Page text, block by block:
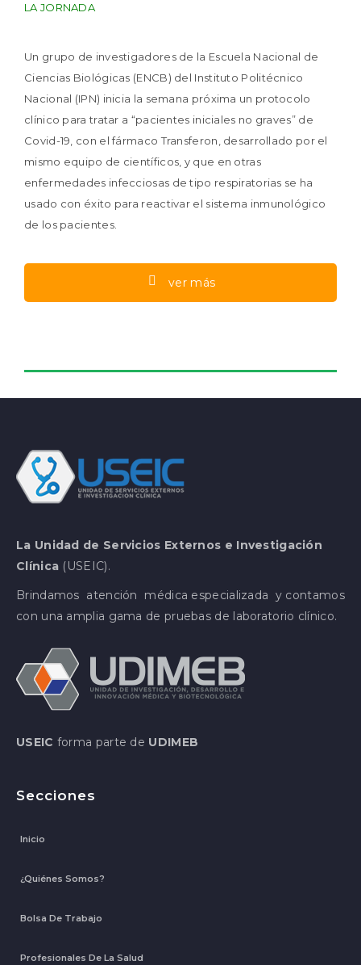
LA JORNADA
Un grupo de investigadores de la Escuela Nacional de
Ciencias Biológicas (ENCB) del Instituto Politécnico
Nacional (IPN) inicia la semana próxima un protocolo
clínico para tratar a
pacientes iniciales no graves de
Covid-19, con el fármaco Transferon, desarrollado por el
mismo equipo de científicos, y que en otras
enfermedades infecciosas de tipo respiratorias se ha
usado con éxito para reactivar el sistema inmunológico
de los pacientes.
ver más
La Unidad de Servicios Externos e Investigación
Clínica (USEIC).
Brindamos atención médica especializada y contamos
con una amplia gama de pruebas de laboratorio clínico.
USEIC forma parte de UDIMEB
Secciones
Inicio
¿Quiénes Somos?
Bolsa De Trabajo
Profesionales De La Salud